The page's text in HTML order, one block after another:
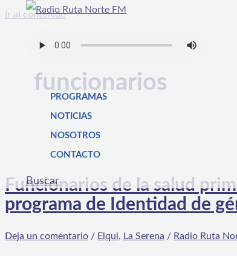
Ir al contenido
PROGRAMAS
NOTICIAS
NOSOTROS
CONTACTO
Buscar
funcionarios
Funcionarios de la salud
programa de Identidad de
Deja un comentario / Elqui, La Serena / Radio Ruta